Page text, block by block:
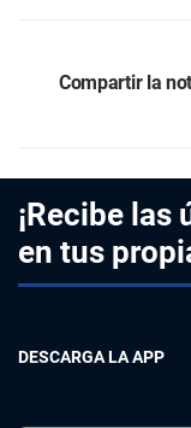
Compartir la
¡Recibe
en tus
DESCARGA LA APP